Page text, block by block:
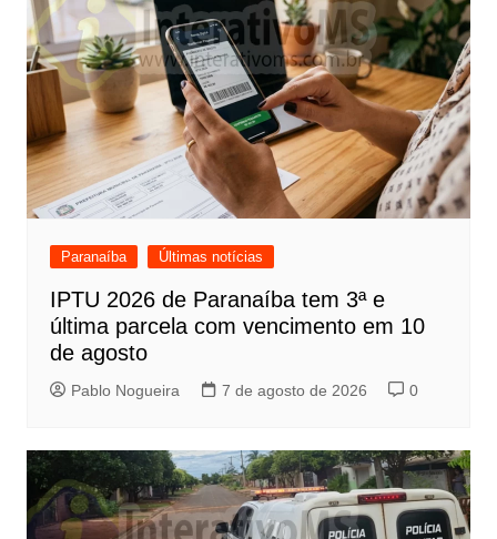
Paranaíba Últimas notícias
IPTU 2026 de Paranaíba tem 3ª e
última parcela com vencimento em 10
de agosto
Pablo Nogueira 7 de agosto de 2026 0